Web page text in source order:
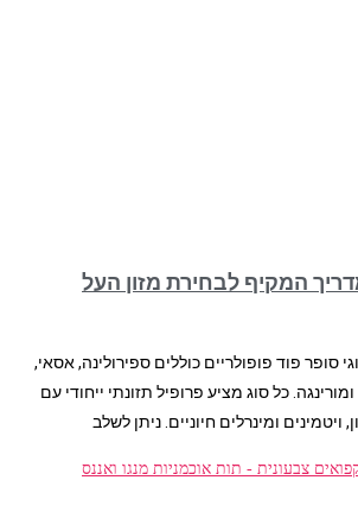
המקיף לבחירת מזון העל
סופר פוד פופולריים כוללים ספירולינה, אסאי,
כל סוג מציע פרופיל תזונתי ייחודי עם
ויטמינים ומינרלים חיוניים. ניתן לשלב